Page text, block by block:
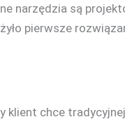
narzędzia są
pierwsze
klient chce